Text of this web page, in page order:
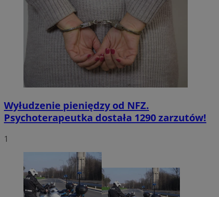
Wyłudzenie pieniędzy od NFZ.
Psychoterapeutka dostała 1290 zarzutów!
1